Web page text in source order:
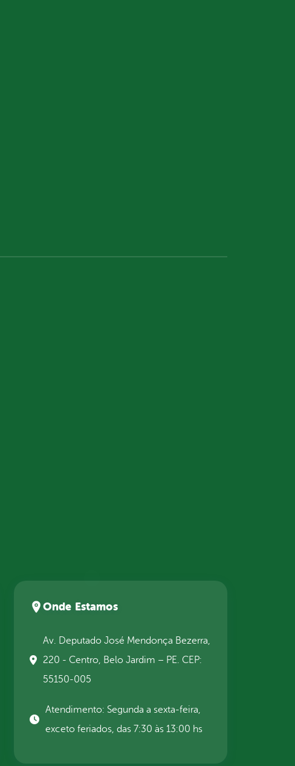
Onde Estamos
Av. Deputado José Mendonça Bezerra,
220 - Centro, Belo Jardim – PE. CEP:
55150-005
Atendimento: Segunda a sexta-feira,
exceto feriados, das 7:30 às 13:00 hs